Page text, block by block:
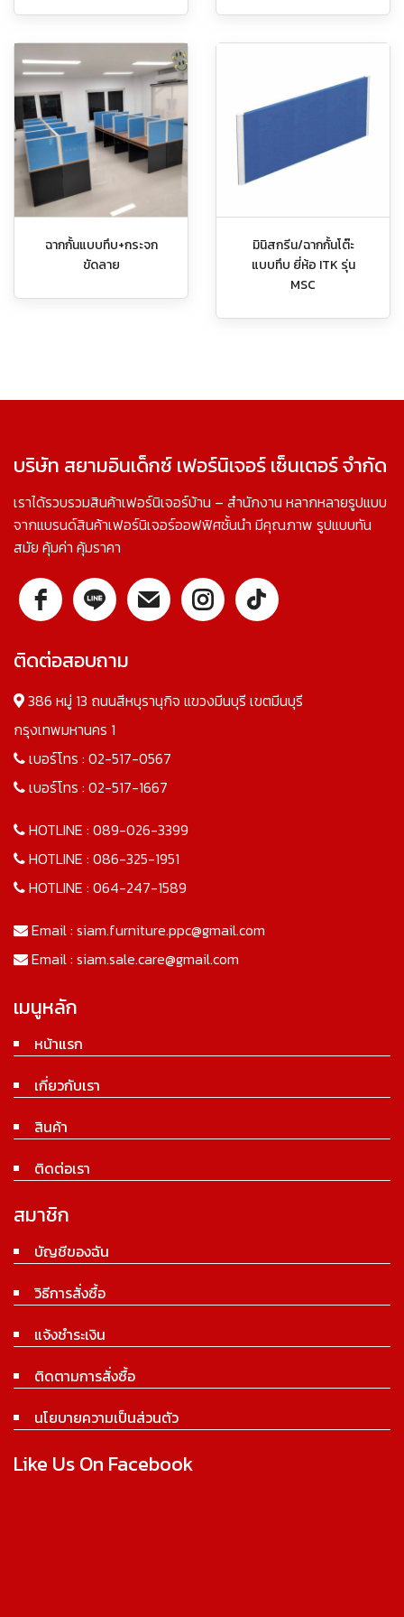
ฉากกั้นแบบทึบ+กระจก
ขัดลาย
มินิสกรีน/ฉากกั้นโต๊ะ
แบบทึบ ยี่ห้อ ITK รุ่น
MSC
บริษัท สยามอินเด็กซ์ เฟอร์นิเจอร์ เซ็นเตอร์ จำกัด
เราได้รวบรวมสินค้าเฟอร์นิเจอร์บ้าน – สำนักงาน หลากหลายรูปแบบ
จากแบรนด์สินค้าเฟอร์นิเจอร์ออฟฟิศชั้นนำ มีคุณภาพ รูปแบบทัน
สมัย คุ้มค่า คุ้มราคา
ติดต่อสอบถาม
386 หมู่ 13 ถนนสีหบุรานุกิจ แขวงมีนบุรี เขตมีนบุรี
กรุงเทพมหานคร 1
เบอร์โทร : 02-517-0567
เบอร์โทร : 02-517-1667
HOTLINE : 089-026-3399
HOTLINE : 086-325-1951
HOTLINE : 064-247-1589
Email : siam.furniture.ppc@gmail.com
Email : siam.sale.care@gmail.com
เมนูหลัก
หน้าแรก
เกี่ยวกับเรา
สินค้า
ติดต่อเรา
สมาชิก
บัญชีของฉัน
วิธีการสั่งซื้อ
แจ้งชำระเงิน
ติดตามการสั่งซื้อ
นโยบายความเป็นส่วนตัว
Like Us On Facebook